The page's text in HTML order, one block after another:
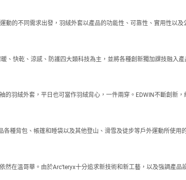
的不同需求出發，羽絨外套以產品的功能性、可靠性、實用性以及
快乾、涼感、防護四大類科技為主，並將各種創新獨加課技融入
羽絨外套，平日也可當作羽絨背心，一件兩穿。EDWIN不斷創新
種背包、帳篷和睡袋以及其他登山、滑雪及徒步等戶外運動所使用
在溫哥華。由於Arc'teryx十分追求新技術和新工藝，以及強調產